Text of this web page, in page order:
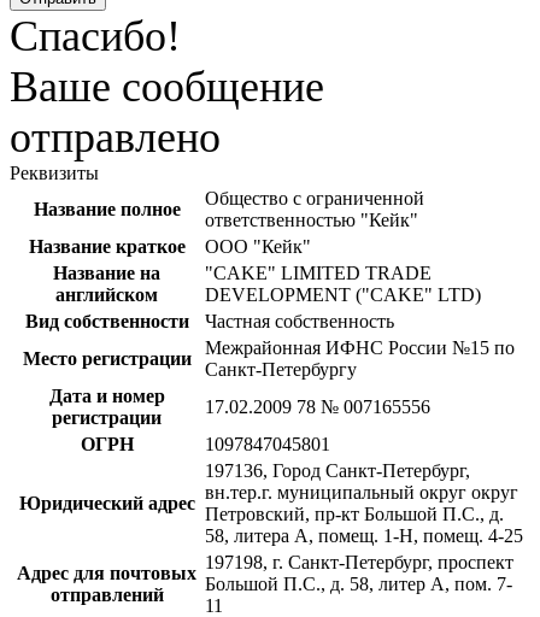
Спасибо!
Ваше сообщение
отправлено
Реквизиты
Название полное
Общество с ограниченной
ответственностью "Кейк"
Название краткое
ООО "Кейк"
Название на
английском
"CAKE" LIMITED TRADE
DEVELOPMENT ("CAKE" LTD)
Вид собственности
Частная собственность
Место регистрации
Межрайонная ИФНС России №15 по
Санкт-Петербургу
Дата и номер
регистрации
17.02.2009 78 № 007165556
ОГРН
1097847045801
Юридический адрес
197136, Город Санкт-Петербург,
вн.тер.г. муниципальный округ округ
Петровский, пр-кт Большой П.С., д.
58, литера А, помещ. 1-Н, помещ. 4-25
Адрес для почтовых
отправлений
197198, г. Санкт-Петербург, проспект
Большой П.С., д. 58, литер А, пом. 7-
11